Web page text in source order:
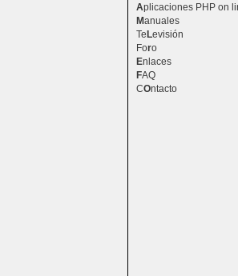
Aplicaciones PHP on
Manuales
TeLevisión
Foro
Enlaces
FAQ
COntacto